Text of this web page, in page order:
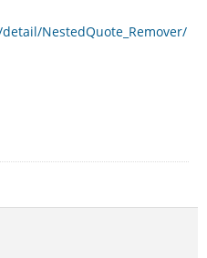
NestedQuote_Remover/